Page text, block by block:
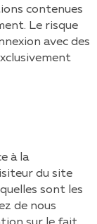
contenues
Le risque
avec des
à la
du site
sont les
de nous